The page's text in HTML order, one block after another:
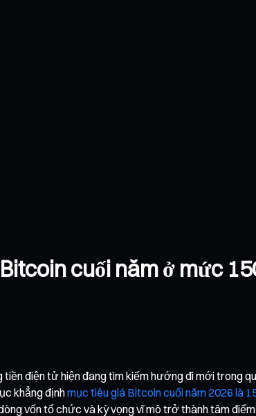
cuối năm ở mức
điện tử hiện đang tìm kiếm hướng đi mới trong
khẳng địnhmục tiêu giá Bitcoin cuối năm 2026 là
vốn tổ chức và kỳ vọng vĩ mô trở thành tâm